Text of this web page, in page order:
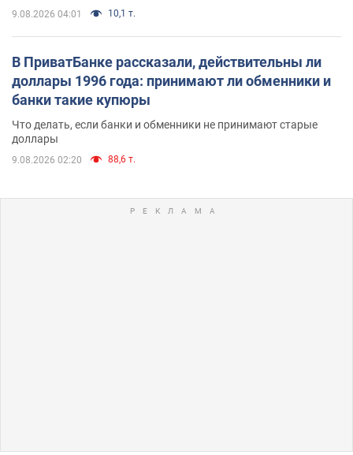
9.08.2026 04:01 10,1 т.
В ПриватБанке рассказали, действительны ли
доллары 1996 года: принимают ли обменники и
банки такие купюры
Что делать, если банки и обменники не принимают старые
доллары
9.08.2026 02:20 88,6 т.